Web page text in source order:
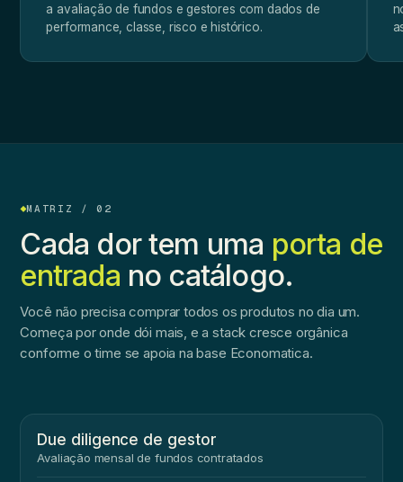
a avaliação de fundos e gestores com dados de
performance, classe, risco e histórico.
MATRIZ / 02
Cada dor tem uma porta de
entrada no catálogo.
Você não precisa comprar todos os produtos no dia um.
Começa por onde dói mais, e a stack cresce orgânica
conforme o time se apoia na base Economatica.
Due diligence de gestor
Avaliação mensal de fundos contratados